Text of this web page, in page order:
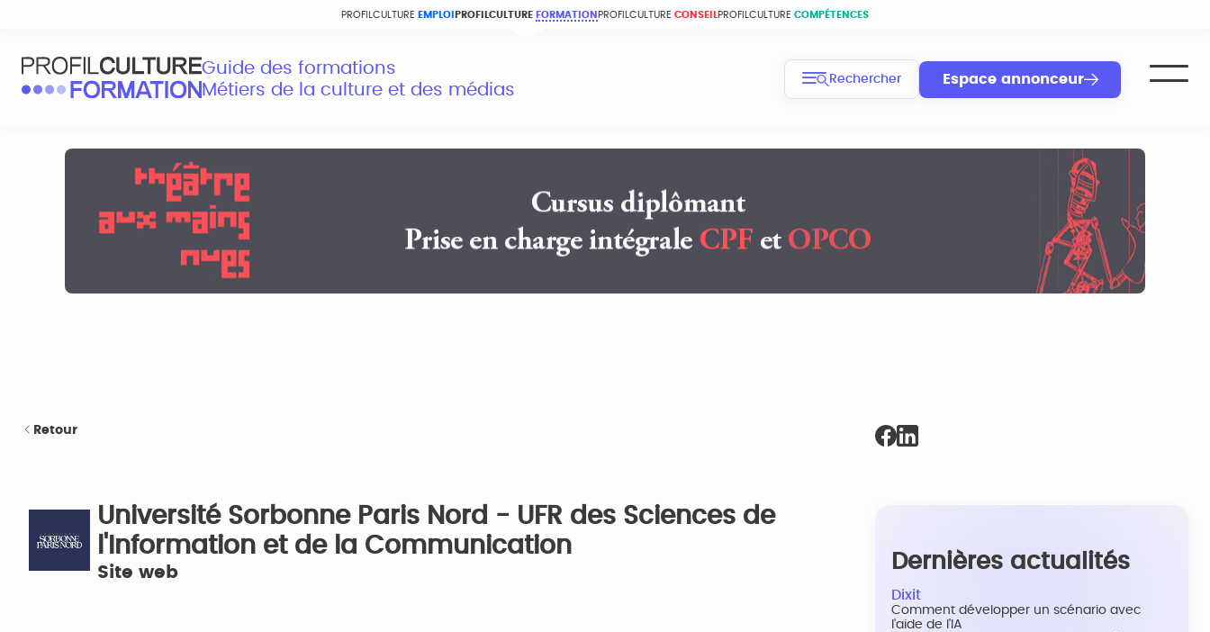
PROFILCULTURE EMPLOI PROFILCULTURE FORMATION PROFILCULTURE CONSEIL PROFILCULTURE COMPÉTENCES
Guide des formations
Métiers de la culture et des médias
Rechercher Espace annonceur
Retour
Université Sorbonne Paris Nord - UFR des Sciences de
l'Information et de la Communication
Site web Dernières actualités
Dixit
Comment développer un scénario avec
l'aide de l'IA